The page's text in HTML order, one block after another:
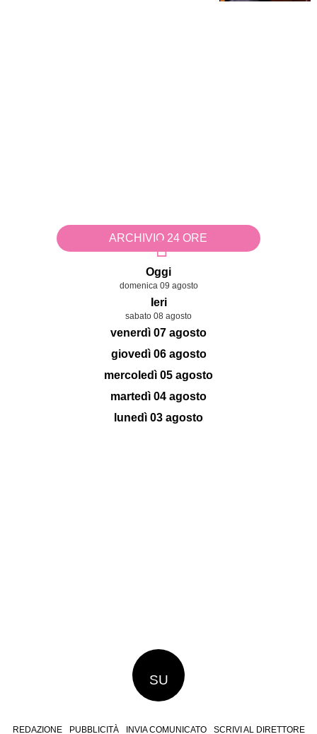
ARCHIVIO 24 ORE
Oggi
domenica 09 agosto
Ieri
sabato 08 agosto
venerdì 07 agosto
giovedì 06 agosto
mercoledì 05 agosto
martedì 04 agosto
lunedì 03 agosto
SU
REDAZIONE PUBBLICITÀ INVIA COMUNICATO SCRIVI AL DIRETTORE